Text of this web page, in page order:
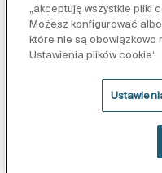
O nas
„akceptuję wszystkie pliki
Możesz konfigurować
które nie są obowiązkowo
Ustawienia plików cookie“